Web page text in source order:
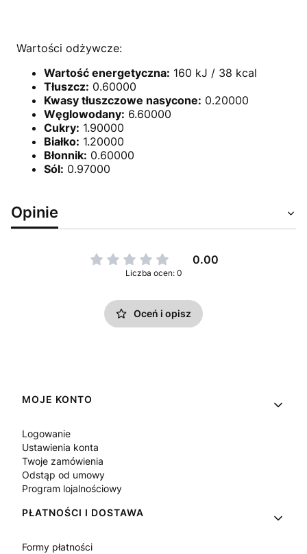
Wartości odżywcze:
Wartość energetyczna: 160 kJ / 38 kcal
Tłuszcz: 0.60000
Kwasy tłuszczowe nasycone: 0.20000
Węglowodany: 6.60000
Cukry: 1.90000
Białko: 1.20000
Błonnik: 0.60000
Sól: 0.97000
Opinie
0.00
Liczba ocen: 0
Oceń i opisz
Linki w stopce
MOJE KONTO
Logowanie
Ustawienia konta
Twoje zamówienia
Odstąp od umowy
Program lojalnościowy
PŁATNOŚCI I DOSTAWA
Formy płatności